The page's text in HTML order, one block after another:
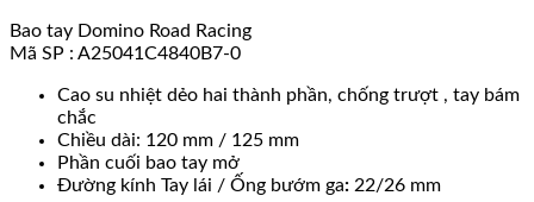
Bao tay Domino Road Racing
Mã SP : A25041C4840B7-0
Cao su nhiệt dẻo hai thành phần, chống trượt , tay bám
chắc
Chiều dài: 120 mm / 125 mm
Phần cuối bao tay mở
Đường kính Tay lái / Ống bướm ga: 22/26 mm